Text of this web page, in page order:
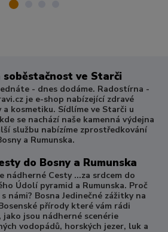
soběstačnost ve Starči
- dnes dodáme. Radostírna -
je e-shop nabízející zdravé
kosmetiku. Sídlíme ve Starči u
se nachází naše kamenná výdejna
službu nabízíme zprostředkování
a Rumunska.
do Bosny a Rumunska
nádherné Cesty ...za srdcem do
Údolí pyramid a Rumunska. Proč
námi? Bosna Jedinečné zážitky na
přírody které vám rádi
jako jsou nádherné scenérie
vodopádů, horských jezer, luk a